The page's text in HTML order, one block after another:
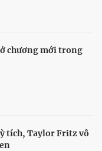
chương mới trong
tích, Taylor Fritz vô